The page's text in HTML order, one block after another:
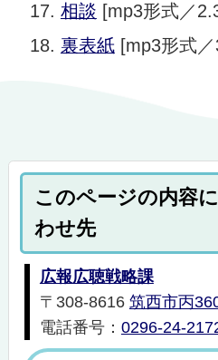
相談 [mp3形式／
裏表紙[mp3形式／
このページの内容
わせ先
広報広聴戦略課
〒308-8616 筑西市丙
電話番号： 0296-24-